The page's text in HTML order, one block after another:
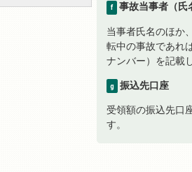
f 事故当事者（氏
当事者氏名のほか
転中の事故であれ
ナンバー）を記載
g 振込先口座
受領額の振込先口
す。